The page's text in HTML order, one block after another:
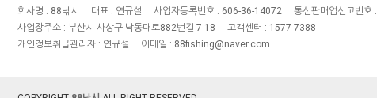
회사명 : 88낚시 대표 : 연규설 사업자등록번호 : 606-36-14072 통신판매업신고번호 :
사업장주소 : 부산시 사상구 낙동대로882번길 7-18 고객센터 : 1577-7388
개인정보취급관리자 : 연규설 이메일 : 88fishing@naver.com